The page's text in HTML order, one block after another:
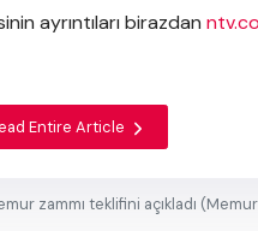
ayrıntıları birazdan
Entire Article
zammı teklifini açıkladı